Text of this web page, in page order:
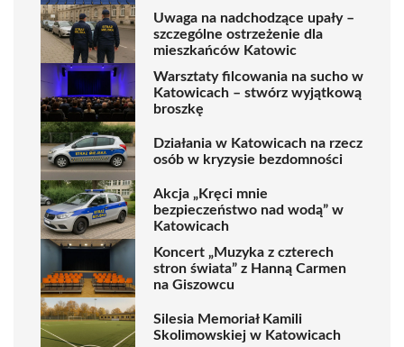
Uwaga na nadchodzące upały –
szczególne ostrzeżenie dla
mieszkańców Katowic
Warsztaty filcowania na sucho w
Katowicach – stwórz wyjątkową
broszkę
Działania w Katowicach na rzecz
osób w kryzysie bezdomności
Akcja „Kręci mnie
bezpieczeństwo nad wodą” w
Katowicach
Koncert „Muzyka z czterech
stron świata” z Hanną Carmen
na Giszowcu
Silesia Memoriał Kamili
Skolimowskiej w Katowicach